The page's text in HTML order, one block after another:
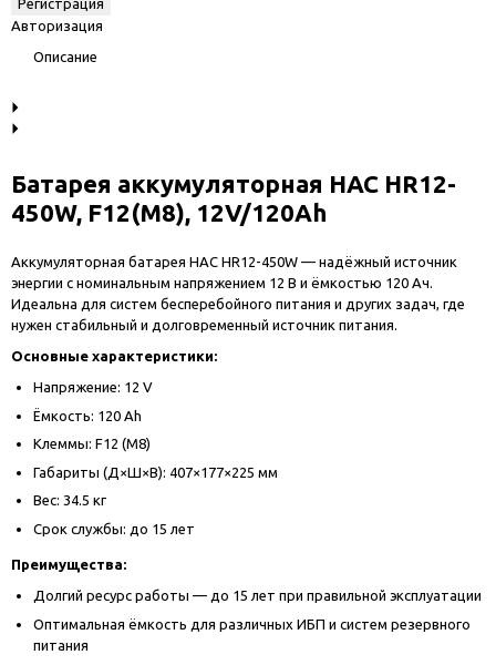
Авторизация
Описание
Батарея аккумуляторная HAC HR12-
450W, F12(M8), 12V/120Ah
Аккумуляторная батарея HAC HR12-450W — надёжный источник
энергии с номинальным напряжением 12 В и ёмкостью 120 Ач.
Идеальна для систем бесперебойного питания и других задач, где
нужен стабильный и долговременный источник питания.
Основные характеристики:
Напряжение: 12 V
Ёмкость: 120 Ah
Клеммы: F12 (M8)
Габариты (Д×Ш×В): 407×177×225 мм
Вес: 34.5 кг
Срок службы: до 15 лет
Преимущества:
Долгий ресурс работы — до 15 лет при правильной эксплуатации
Оптимальная ёмкость для различных ИБП и систем резервного
питания